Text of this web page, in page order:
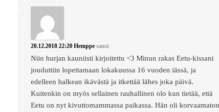
20.12.2018 22:20 Hemppe sanoi:
Niin hurjan kauniisti kirjoitettu <3 Minun rakas Eetu-kissani
jouduttiin lopettamaan lokakuussa 16 vuoden iässä, ja
edelleen halkean ikävästä ja itkettää lähes joka päivä.
Kuitenkin on myös sellainen rauhallinen olo kun tietää, että
Eetu on nyt kivuttomammassa paikassa. Hän oli